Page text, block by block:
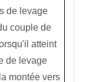
de levage
couple de
atteint
de levage
montée vers